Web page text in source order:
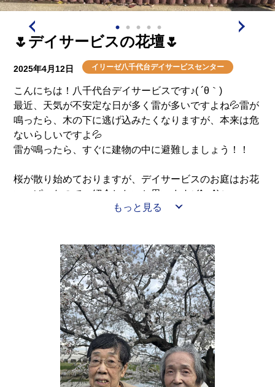
🌷デイサービスの花壇🌷
2025年4月12日 イリーゼ八千代台デイサービスセンター
こんにちは！八千代台デイサービスです♪( ´θ｀)
最近、天気が不安定な日が多く雷が多いですよね💦雷が
鳴ったら、木の下に逃げ込みたくなりますが、本来は危
ないらしいですよ💦
雷が鳴ったら、すぐに建物の中に避難しましょう！！
桜が散り始めておりますが、デイサービスのお庭はお花
いっぱいなので、紹介したいと思います٩(^‿^)۶
色々な色のお花が咲き誇り、とても綺麗ですよね🤩
ます(o^^o)
皆様も是非、ご覧になってくださいね😉
もっと見る